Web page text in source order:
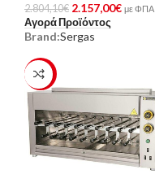
2.804,10€ 2.157,00€ με ΦΠΑ
Αγορά Προϊόντος
Brand:Sergas
-23%